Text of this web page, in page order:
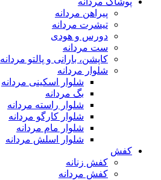
پیراهن مردانه
تیشرت مردانه
دورس و هودی
ست مردانه
کاپشن، بارانی و پالتو مردانه
شلوار مردانه
شلوار اسکینی مردانه
بگ مردانه
شلوار راسته مردانه
شلوار کارگو مردانه
شلوار مام مردانه
شلوار اسلش مردانه
کفش
کفش زنانه
کفش مردانه